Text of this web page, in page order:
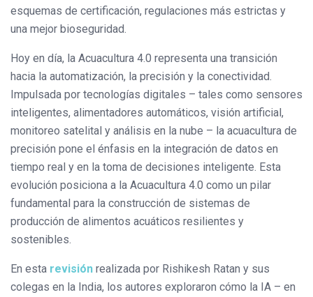
esquemas de certificación, regulaciones más estrictas y
una mejor bioseguridad.
Hoy en día, la Acuacultura 4.0 representa una transición
hacia la automatización, la precisión y la conectividad.
Impulsada por tecnologías digitales – tales como sensores
inteligentes, alimentadores automáticos, visión artificial,
monitoreo satelital y análisis en la nube – la acuacultura de
precisión pone el énfasis en la integración de datos en
tiempo real y en la toma de decisiones inteligente. Esta
evolución posiciona a la Acuacultura 4.0 como un pilar
fundamental para la construcción de sistemas de
producción de alimentos acuáticos resilientes y
sostenibles.
En esta revisión realizada por Rishikesh Ratan y sus
colegas en la India, los autores exploraron cómo la IA – en